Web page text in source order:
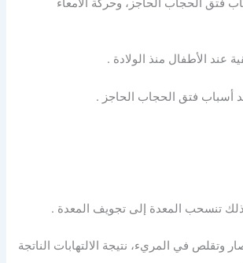
فتق الحجاب الحاجز، وحركة الأمعاء
عند الأطفال منذ الولادة .
أسباب فتق الحجاب الحاجز .
تنسحب المعدة إلى تجويف المعدة .
وتقلص في المريء، نتيجة الالتهابات الناتجة